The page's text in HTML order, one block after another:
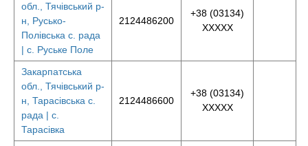
обл., Тячівський р-
н, Русько-
Полівська с. рада
| с. Руське Поле
2124486200
+38 (03134)
XXXXX
Закарпатська
обл., Тячівський р-
н, Тарасівська с.
рада | с.
Тарасівка
2124486600
+38 (03134)
XXXXX